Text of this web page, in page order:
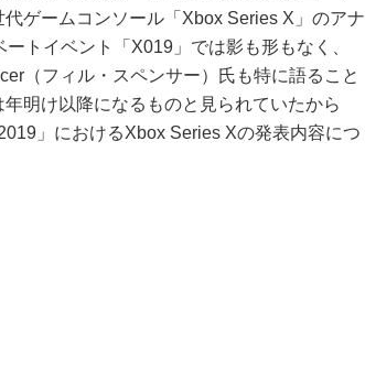
ゲームコンソール「Xbox Series X」のアナ
トイベント「X019」では影も形もなく、
（フィル・スペンサー）氏も特に語ること
明け以降になるものと見られていたから
」におけるXbox Series Xの発表内容につ